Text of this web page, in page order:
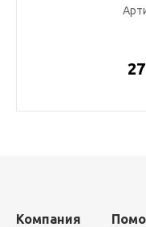
Компания